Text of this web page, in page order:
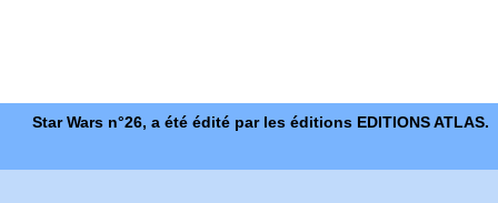
Star Wars n°26, a été édité par les éditions EDITIONS ATLAS.